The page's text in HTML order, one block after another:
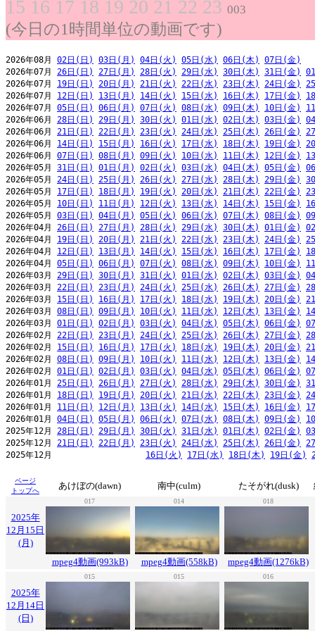
15 16 17 18 19 20 21 22 23 003
(今日の1時間単位の動画です)
2026年08月 02日(日) 03日(月) 04日(火) 05日(水) 06日(木)
07日(金)
2026年07月 26日(日) 27日(月) 28日(火) 29日(水) 30日(木) 31日(金)
2026年07月 19日(日) 20日(月) 21日(火) 22日(水) 23日(木) 24日(金)
2026年07月 12日(日) 13日(月) 14日(火) 15日(水) 16日(木) 17日(金)
2026年07月 05日(日) 06日(月) 07日(火) 08日(水) 09日(木) 10日(金)
2026年06月 28日(日) 29日(月) 30日(火) 01日(水) 02日(木) 03日(金)
2026年06月 21日(日) 22日(月) 23日(火) 24日(水) 25日(木) 26日(金)
2026年06月 14日(日) 15日(月) 16日(火) 17日(水) 18日(木) 19日(金)
2026年06月 07日(日) 08日(月) 09日(火) 10日(水) 11日(木) 12日(金)
2026年05月 31日(日) 01日(月) 02日(火) 03日(水) 04日(木) 05日(金)
2026年05月 24日(日) 25日(月) 26日(火) 27日(水) 28日(木) 29日(金)
2026年05月 17日(日) 18日(月) 19日(火) 20日(水) 21日(木) 22日(金)
2026年05月 10日(日) 11日(月) 12日(火) 13日(水) 14日(木) 15日(金)
2026年05月 03日(日) 04日(月) 05日(火) 06日(水) 07日(木) 08日(金)
2026年04月 26日(日) 27日(月) 28日(火) 29日(水) 30日(木) 01日(金)
2026年04月 19日(日) 20日(月) 21日(火) 22日(水) 23日(木) 24日(金)
2026年04月 12日(日) 13日(月) 14日(火) 15日(水) 16日(木) 17日(金)
2026年04月 05日(日) 06日(月) 07日(火) 08日(水) 09日(木) 10日(金)
2026年03月 29日(日) 30日(月) 31日(火) 01日(水) 02日(木) 03日(金)
2026年03月 22日(日) 23日(月) 24日(火) 25日(水) 26日(木) 27日(金)
2026年03月 15日(日) 16日(月) 17日(火) 18日(水) 19日(木) 20日(金)
2026年03月 08日(日) 09日(月) 10日(火) 11日(水) 12日(木) 13日(金)
2026年03月 01日(日) 02日(月) 03日(火) 04日(水) 05日(木) 06日(金)
2026年02月 22日(日) 23日(月) 24日(火) 25日(水) 26日(木) 27日(金)
2026年02月 15日(日) 16日(月) 17日(火) 18日(水) 19日(木) 20日(金)
2026年02月 08日(日) 09日(月) 10日(火) 11日(水) 12日(木) 13日(金)
2026年02月 01日(日) 02日(月) 03日(火) 04日(水) 05日(木) 06日(金)
2026年01月 25日(日) 26日(月) 27日(火) 28日(水) 29日(木) 30日(金)
2026年01月 18日(日) 19日(月) 20日(火) 21日(水) 22日(木) 23日(金)
2026年01月 11日(日) 12日(月) 13日(火) 14日(水) 15日(木) 16日(金)
2026年01月 04日(日) 05日(月) 06日(火) 07日(水) 08日(木) 09日(金)
2025年12月 28日(日) 29日(月) 30日(火) 31日(水) 01日(木) 02日(金)
2025年12月 21日(日) 22日(月) 23日(火) 24日(水) 25日(木) 26日(金)
2025年12月 16日(火) 17日(水) 18日(木) 19日(金)
ページ
トップへ
あけぼの(dawn) 南中(culm) たそがれ(dusk)
017 014 018
2025年
12月15日
(月)
mpeg4動画(993kB)
mpeg4動画(558kB) mpeg4動画(1276kB)
015 015 016
2025年
12月14日
(日)